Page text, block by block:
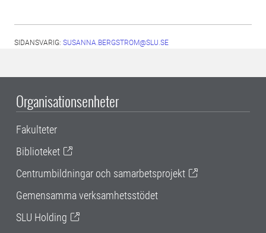
SIDANSVARIG: SUSANNA.BERGSTROM@SLU.SE
Organisationsenheter
Fakulteter
Biblioteket
Centrumbildningar och samarbetsprojekt
Gemensamma verksamhetsstödet
SLU Holding